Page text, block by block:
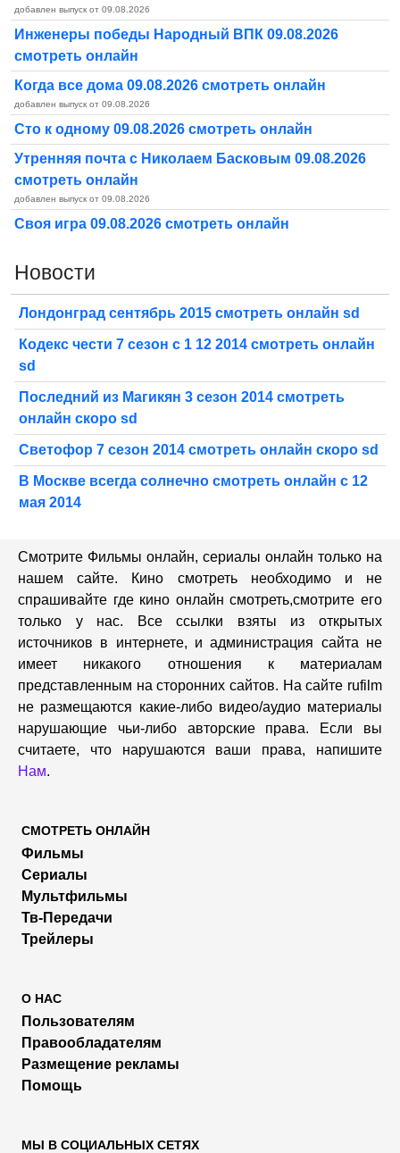
добавлен выпуск от 09.08.2026
Инженеры победы Народный ВПК 09.08.2026
смотреть онлайн
Когда все дома 09.08.2026 смотреть онлайн
добавлен выпуск от 09.08.2026
Сто к одному 09.08.2026 смотреть онлайн
Утренняя почта с Николаем Басковым 09.08.2026
смотреть онлайн
добавлен выпуск от 09.08.2026
Своя игра 09.08.2026 смотреть онлайн
Новости
Лондонград сентябрь 2015 смотреть онлайн sd
Кодекс чести 7 сезон с 1 12 2014 смотреть онлайн
sd
Последний из Магикян 3 сезон 2014 смотреть
онлайн скоро sd
Светофор 7 сезон 2014 смотреть онлайн скоро sd
В Москве всегда солнечно смотреть онлайн с 12
мая 2014
Смотрите Фильмы онлайн, сериалы онлайн только на
нашем сайте. Кино смотреть необходимо и не
спрашивайте где кино онлайн смотреть,cмотрите его
только у нас. Все ссылки взяты из открытых
источников в интернете, и администрация сайта не
имеет никакого отношения к материалам
представленным на сторонних сайтов. На сайте rufilm
не размещаются какие-либо видео/аудио материалы
нарушающие чьи-либо авторские права. Если вы
считаете, что нарушаются ваши права, напишите
Нам.
СМОТРЕТЬ ОНЛАЙН
Фильмы
Сериалы
Мультфильмы
Тв-Передачи
Трейлеры
О НАС
Пользователям
Правообладателям
Размещение рекламы
Помощь
МЫ В СОЦИАЛЬНЫХ СЕТЯХ